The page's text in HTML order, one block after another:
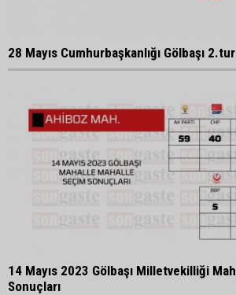
28 Mayıs Cumhurbaşkanlığı Gölbaşı
14 Mayıs 2023 Gölbaşı Milletvekilliği
Sonuçları